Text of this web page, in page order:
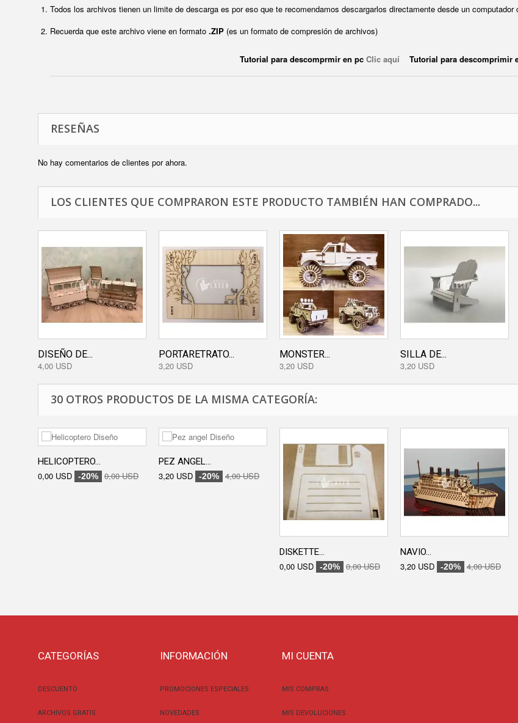
Todos los archivos tienen un limite de descarga es por eso que te recomendamos descargarlos directamente desde un computador
Recuerda que este archivo viene en formato .ZIP (es un formato de compresión de archivos)
Tutorial para descomprmir en pc Clic aquí Tutorial para descomprimir
RESEÑAS
No hay comentarios de clientes por ahora.
LOS CLIENTES QUE COMPRARON ESTE PRODUCTO TAMBIÉN HAN COMPRADO...
DISEÑO DE...
4,00 USD
PORTARETRATO...
3,20 USD
MONSTER...
3,20 USD
SILLA DE...
3,20 USD
30 OTROS PRODUCTOS DE LA MISMA CATEGORÍA:
HELICOPTERO...
0,00 USD -20% 0,00 USD
PEZ ANGEL...
3,20 USD -20% 4,00 USD
DISKETTE...
0,00 USD -20% 0,00 USD
NAVIO...
3,20 USD -20% 4,00 USD
CATEGORÍAS
DESCUENTO
ARCHIVOS GRATIS
INFORMACIÓN
PROMOCIONES ESPECIALES
NOVEDADES
MI CUENTA
MIS COMPRAS
MIS DEVOLUCIONES